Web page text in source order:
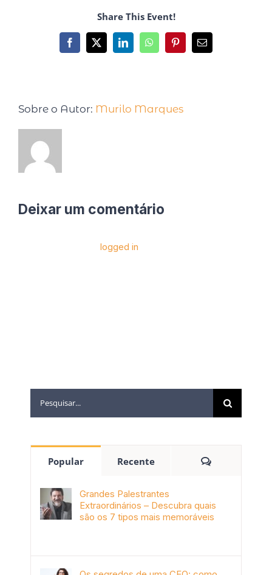
Share This Event!
Sobre o Autor: Murilo Marques
Deixar um comentário
logged in
Popular Recente
Grandes Palestrantes
Extraordinários – Descubra quais
são os 7 tipos mais memoráveis